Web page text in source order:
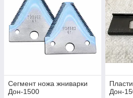
Сегмент ножа жниварки
Дон-1500
Дон-